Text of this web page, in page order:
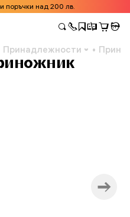
поръчки над 200 лв.
Принадлежности